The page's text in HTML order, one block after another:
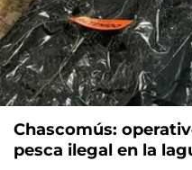
Chascomús:
pesca ilegal en la